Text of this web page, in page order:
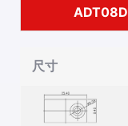
ADT08D
尺寸